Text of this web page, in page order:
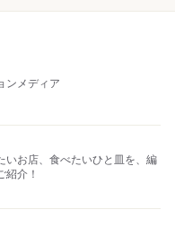
ンメディア
いお店、食べたいひと皿を、編
紹介！